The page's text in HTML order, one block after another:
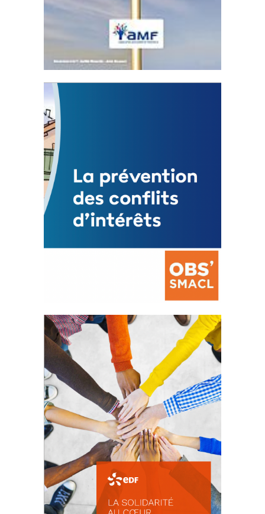
Statut de l’élu local
3 avril 2024
Mise à jour avril 2024
FEUILLETER
La prévention des conflits
d’intérêts
18 septembre 2023
FEUILLETER